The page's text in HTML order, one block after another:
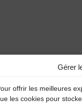
Gérer
offrir les meilleures
les cookies pour
a enchanté.